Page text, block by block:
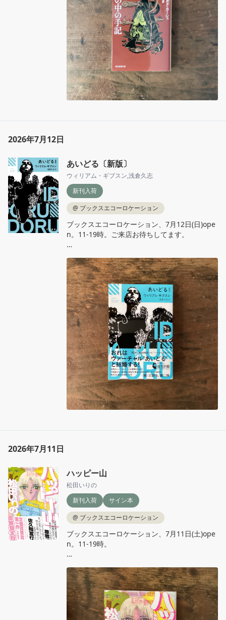
2026年7月12日
あいどる〔新版〕
ウィリアム・ギブスン,浅倉久志
新刊入荷
@ ブックスエコーロケーション
ブックスエコーロケーション、7月12日(日)ope
n。11‐19時。ご来店お待ちしてます。
る』ハヤカワ文庫SF
世界的ロックスターがヴァーチャル“あいど
る”投影麗との結婚を宣言!?世間が混乱に呑み込
まれる中、大地震から復興を果たした東京と仮
想空間〈城砦都市〉で巨大な陰謀が蠢く！30年
前に予言されていた仮想と現実が溶け合う未来
世界を描いた〈橋〉三部作第2弾。
#ウィリアムギブスン #あいどる #ハヤカワ文
庫SF
#長野県松本市 #ブックスエコーロケーション
#本屋 書店 古本屋
2026年7月11日
ハッピー山
松田いりの
新刊入荷
サイン本
@ ブックスエコーロケーション
ブックスエコーロケーション、7月11日(土)ope
n。11‐19時。
『ハイパーたいくつ』で各界に笑撃を与えた作
家、今度の舞台はキャンプ！イケてる奴らとキ
ャンプで青春！のはずが、頭から山が生えてき
て！？爆笑必至の“珍怪予言文学”襲来！サイン
本が入荷しました。